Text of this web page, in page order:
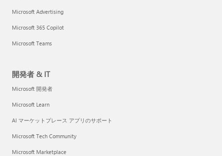
Microsoft Advertising
Microsoft 365 Copilot
Microsoft Teams
開発者 & IT
Microsoft 開発者
Microsoft Learn
AI マーケットプレース アプリのサポート
Microsoft Tech Community
Microsoft Marketplace